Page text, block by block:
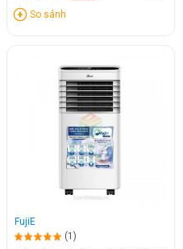
So sánh
FujiE
(1)